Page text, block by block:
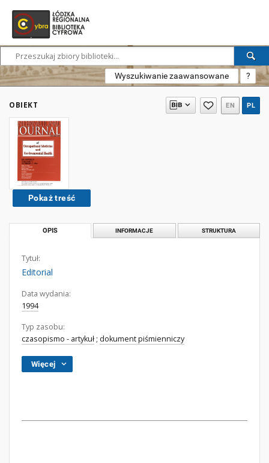
Wyszukiwanie zaawansowane ?
OBIEKT EN PL
Pokaż treść
OPIS INFORMACJE STRUKTURA
Tytuł:
Editorial
Data wydania:
1994
Typ zasobu:
czasopismo - artykuł ; dokument piśmienniczy
Więcej